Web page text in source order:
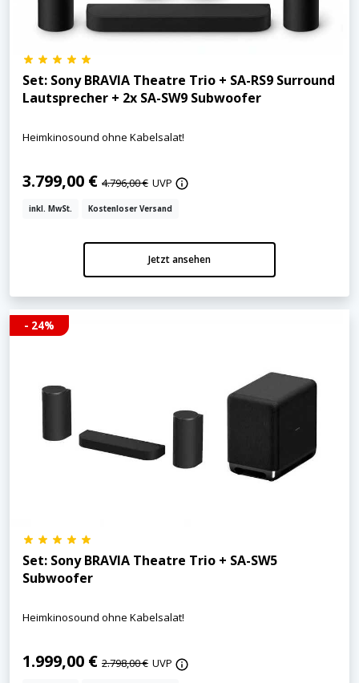
Set: Sony BRAVIA Theatre Trio + SA-RS9 Surround
Lautsprecher + 2x SA-SW9 Subwoofer
Heimkinosound ohne Kabelsalat!
3.799,00 € 4.796,00 € UVP
inkl. MwSt. Kostenloser Versand
Jetzt ansehen
- 24%
Set: Sony BRAVIA Theatre Trio + SA-SW5
Subwoofer
Heimkinosound ohne Kabelsalat!
1.999,00 € 2.798,00 € UVP